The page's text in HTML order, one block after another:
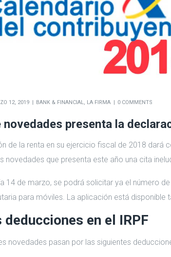
12, 2019 BANK & FINANCIAL LA FIRMA 0 COMMENTS
novedades presenta la
de la renta en su ejercicio fiscal de 2018 dará
novedades que presenta este año una cita
14 de marzo, se podrá solicitar ya el número
para móviles. La aplicación está disponible
deducciones en el IRPF
novedades pasan por las siguientes